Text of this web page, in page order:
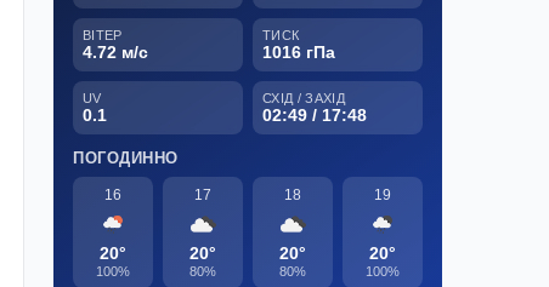
ВІТЕР
4.72 м/с
ТИСК
1016 гПа
UV
0.1
СХІД / ЗАХІД
02:49 / 17:48
ПОГОДИННО
16
20°
100%
17
20°
80%
18
20°
80%
19
20°
100%